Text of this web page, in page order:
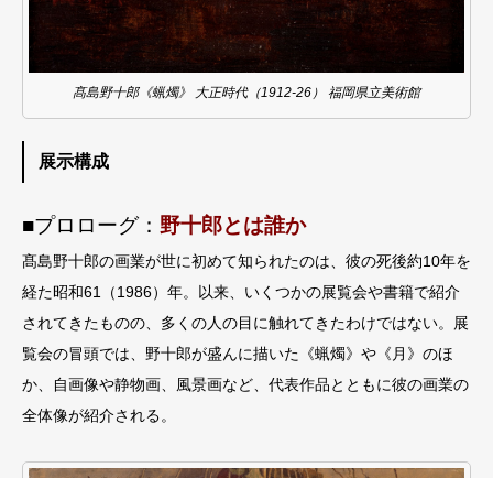
髙島野十郎《蝋燭》 大正時代（1912-26） 福岡県立美術館
展示構成
■プロローグ： 野⼗郎とは誰か
髙島野⼗郎の画業が世に初めて知られたのは、彼の死後約10年を
経た昭和61（1986）年。以来、いくつかの展覧会や書籍で紹介
されてきたものの、多くの⼈の⽬に触れてきたわけではない。展
覧会の冒頭では、野⼗郎が盛んに描いた《蝋燭》や《⽉》のほ
か、⾃画像や静物画、⾵景画など、代表作品とともに彼の画業の
全体像が紹介される。